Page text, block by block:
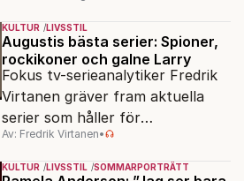
KULTUR LIVSSTIL
Augustis bästa serier: Spioner,
rockikoner och galne Larry
Fokus tv-serieanalytiker Fredrik
Virtanen gräver fram aktuella
serier som håller för
augustisoffan – när
sensommarmörkret smyger sig
Av: Fredrik Virtanen•
KULTUR LIVSSTIL SOMMARPORTRÄTT